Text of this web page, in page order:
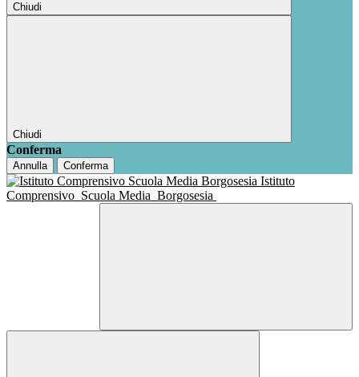
Chiudi
Chiudi
Conferma
Annulla Conferma
Istituto
Comprensivo Scuola Media Borgosesia